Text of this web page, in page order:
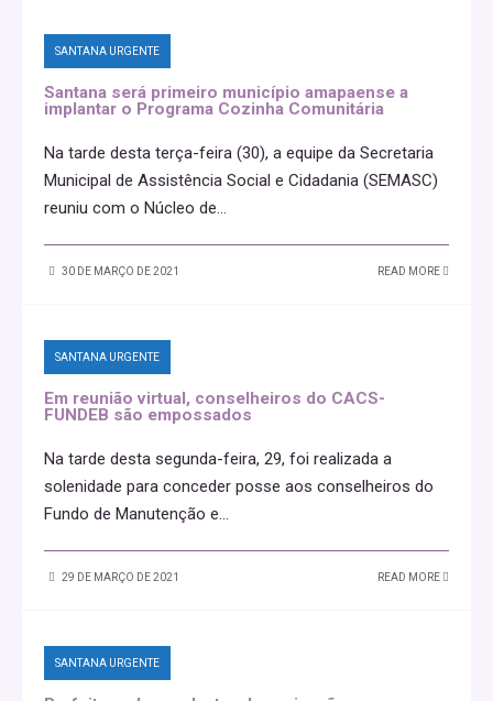
SANTANA URGENTE
Santana será primeiro município amapaense a
implantar o Programa Cozinha Comunitária
Na tarde desta terça-feira (30), a equipe da Secretaria
Municipal de Assistência Social e Cidadania (SEMASC)
reuniu com o Núcleo de...
30 DE MARÇO DE 2021 READ MORE
SANTANA URGENTE
Em reunião virtual, conselheiros do CACS-
FUNDEB são empossados
Na tarde desta segunda-feira, 29, foi realizada a
solenidade para conceder posse aos conselheiros do
Fundo de Manutenção e...
29 DE MARÇO DE 2021 READ MORE
SANTANA URGENTE